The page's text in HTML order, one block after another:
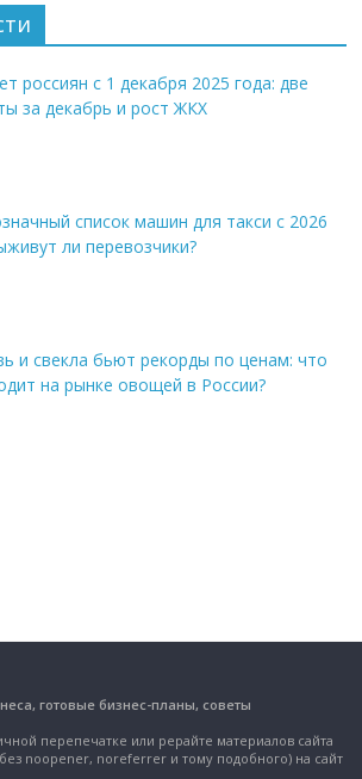
россиян с 1 декабря 2025 года: две
за декабрь и рост ЖКХ
список машин для такси с 2026
ли перевозчики?
и свекла бьют рекорды по ценам: что
на рынке овощей в России?
готовые бизнес-планы, советы
перепечатке или рерайте материалов сайта
noopener, noreferrer и тому подобного) на сайт